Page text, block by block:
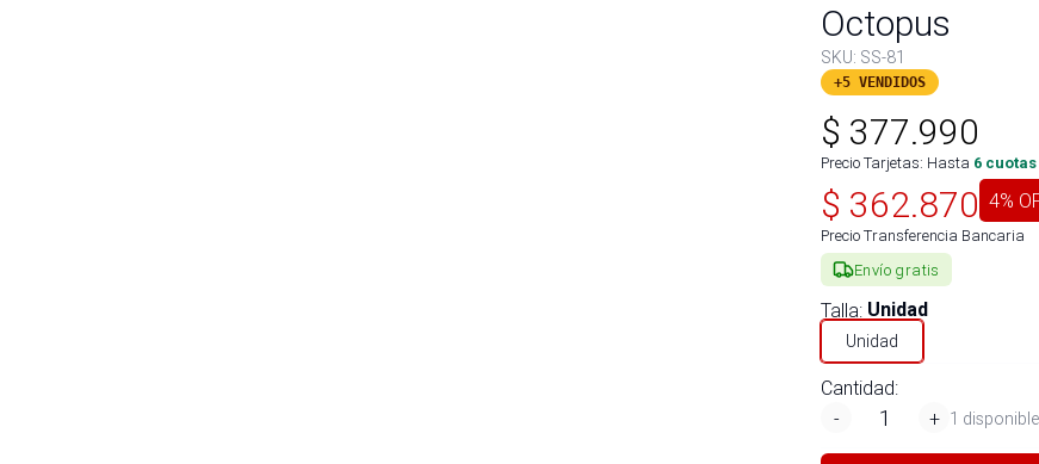
Octopus
SKU: SS-81
+5 VENDIDOS
$ 377.990
Precio Tarjetas: Hasta 6 cuotas
$ 362.870 4%
Precio Transferencia Bancaria
Envío gratis
Talla: Unidad
Unidad
Cantidad:
-
+ 1 disponible